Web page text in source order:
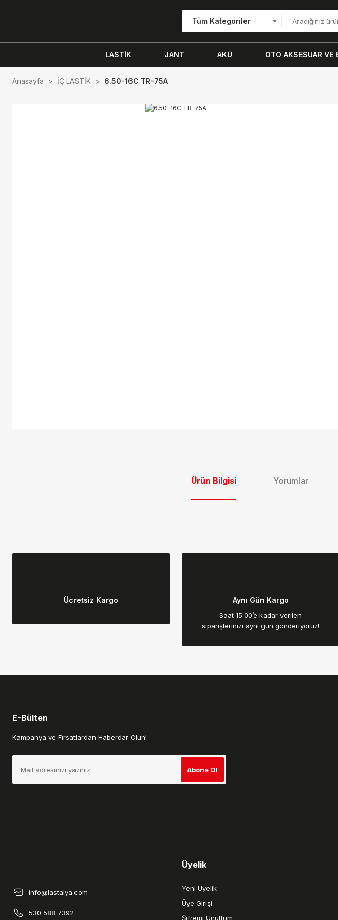
Tüm Kategoriler
LASTİK JANT AKÜ OTO AKSESUAR VE
Anasayfa İÇ LASTİK 6.50-16C TR-75A
Ürün Bilgisi Yorumlar
Ürün resmi kalitesiz, bozuk veya görüntülenemiyor.
Ücretsiz Kargo Aynı Gün Kargo
Saat 15:00’e kadar verilen
siparişlerinizi aynı gün gönderiyoruz!
E-Bülten
Kampanya ve Fırsatlardan Haberdar Olun!
Abone Ol
info@lastalya.com
530 588 7392
Üyelik
Yeni Üyelik
Üye Girişi
Şifremi Unuttum